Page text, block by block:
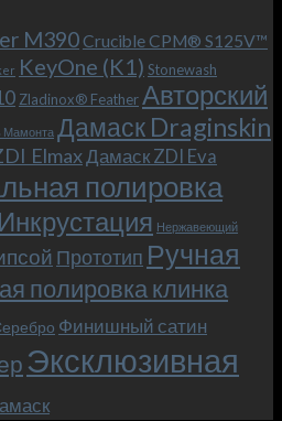
и
клипсой!
Макс
(Mad
Max),
или
как
мы
прикоснулись
к
фильма.
M390Crucible CPM® S125V™
KeyOne (K1) Stonewash
Zladinox® FeatherАвторский
Мамонта Дамаск Draginskin
ElmaxДамаск ZDI Eva
полировка
Инкрустация Нержавеющий
Прототип Ручная
полировка клинка
Финишный сатин
Эксклюзивная